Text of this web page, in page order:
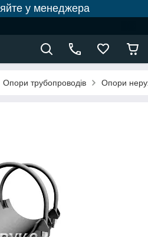
у менеджера
Опори трубопроводів Опори